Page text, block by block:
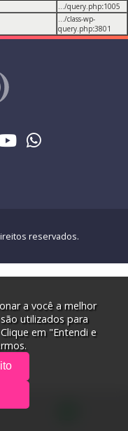
.../query.php:1005
.../class-wp-
query.php:3801
reservados.
a você a melhor
utilizados para
em "Entendi e